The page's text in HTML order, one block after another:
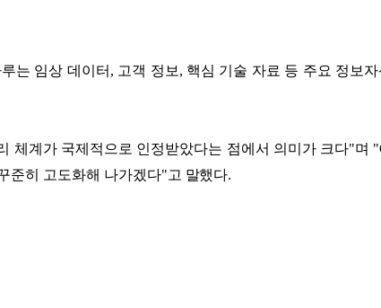
는 임상 데이터 , 고객 정보 , 핵심 기술 자료 등 주요 정보자
체계가 국제적으로 인정받았다는 점에서 의미가 크다"며
준히 고도화해 나가겠다"고 말했다.